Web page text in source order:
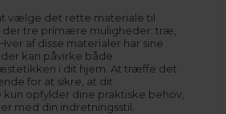
vælge det rette materiale til
tre primære muligheder: træ,
af disse materialer har sine
kan påvirke både
i dit hjem. At træffe det
for at sikre, at dit
opfylder dine praktiske behov,
med din indretningsstil.